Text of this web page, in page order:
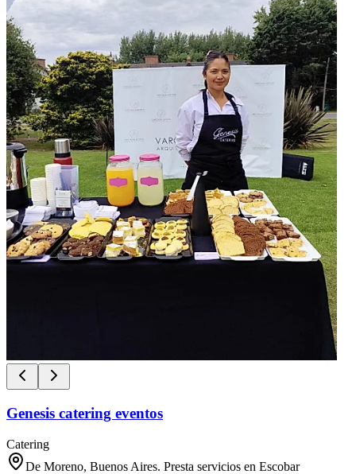
Genesis catering eventos
Catering
De Moreno, Buenos Aires. Presta servicios en Escobar